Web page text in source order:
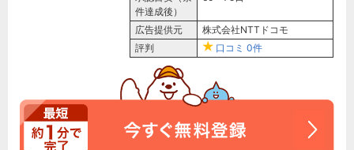
件達成後）
広告提供元
株式会社NTTドコモ
評判
口コミ 0件